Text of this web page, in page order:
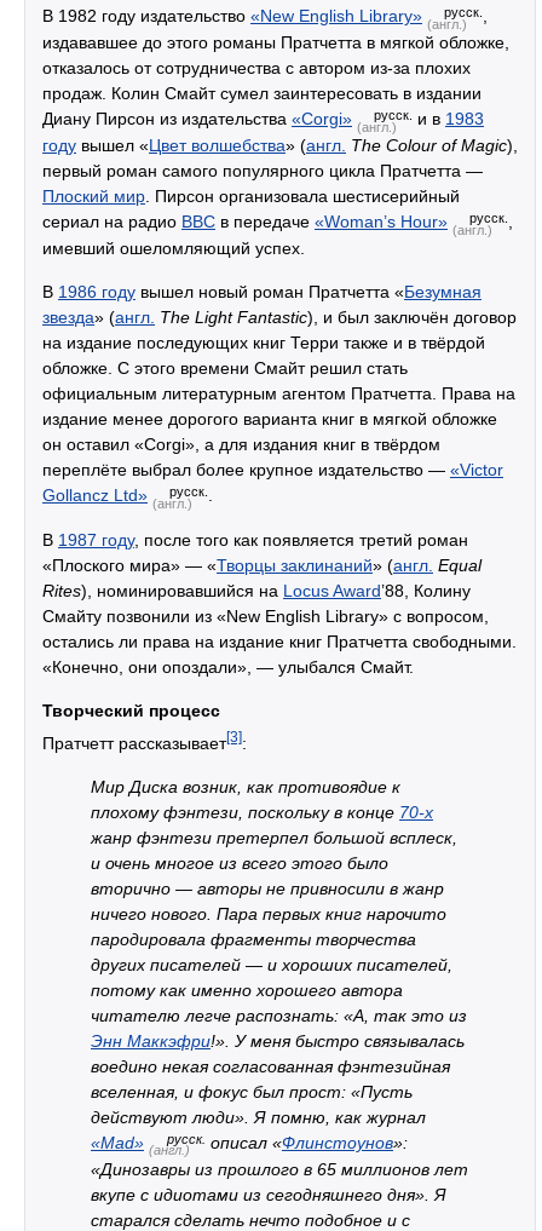
В 1982 году издательство «New English Library» (англ.)
русск. ,
издававшее до этого романы Пратчетта в мягкой обложке,
отказалось от сотрудничества с автором из-за плохих
продаж. Колин Смайт сумел заинтересовать в издании
Диану Пирсон из издательства «Corgi» (англ.)
русск. и в 1983
году вышел «Цвет волшебства» (англ. The Colour of Magic),
первый роман самого популярного цикла Пратчетта —
Плоский мир. Пирсон организовала шестисерийный
сериал на радио BBC в передаче «Woman’s Hour» (англ.)
русск. ,
имевший ошеломляющий успех.
В 1986 году вышел новый роман Пратчетта «Безумная
звезда» (англ. The Light Fantastic), и был заключён договор
на издание последующих книг Терри также и в твёрдой
обложке. С этого времени Смайт решил стать
официальным литературным агентом Пратчетта. Права на
издание менее дорогого варианта книг в мягкой обложке
он оставил «Corgi», а для издания книг в твёрдом
переплёте выбрал более крупное издательство — «Victor
Gollancz Ltd» (англ.)
русск. .
В 1987 году, после того как появляется третий роман
«Плоского мира» — «Творцы заклинаний» (англ. Equal
Rites), номинировавшийся на Locus Award’88, Колину
Смайту позвонили из «New English Library» с вопросом,
остались ли права на издание книг Пратчетта свободными.
«Конечно, они опоздали», — улыбался Смайт.
Творческий процесс
Пратчетт рассказывает[3]:
Мир Диска возник, как противоядие к
плохому фэнтези, поскольку в конце 70-х
жанр фэнтези претерпел большой всплеск,
и очень многое из всего этого было
вторично — авторы не привносили в жанр
ничего нового. Пара первых книг нарочито
пародировала фрагменты творчества
других писателей — и хороших писателей,
потому как именно хорошего автора
читателю легче распознать: «А, так это из
Энн Маккэфри!». У меня быстро связывалась
воедино некая согласованная фэнтезийная
вселенная, и фокус был прост: «Пусть
действуют люди». Я помню, как журнал
«Mad» (англ.)
русск. описал «Флинстоунов»:
«Динозавры из прошлого в 65 миллионов лет
вкупе с идиотами из сегодняшнего дня». Я
старался сделать нечто подобное и с